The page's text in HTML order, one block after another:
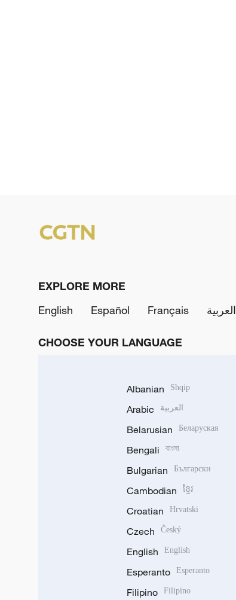
EXPLORE MORE
English
Español Français العربية
CHOOSE YOUR LANGUAGE
Albanian Shqip
Arabic العربية
Belarusian Беларуская
Bengali বাংলা
Bulgarian Български
Cambodian ខ្មែរ
Croatian Hrvatski
Czech Český
English English
Esperanto Esperanto
Filipino Filipino